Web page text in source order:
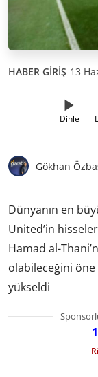
HABER GİRİŞ 13
Dinle
Gökhan
Dünyanın en
United’in
Hamad al-
olabileceğini öne
yükseldi